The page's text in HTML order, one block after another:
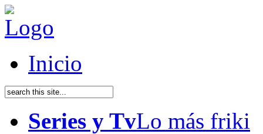
Inicio
Series y TvLo más friki